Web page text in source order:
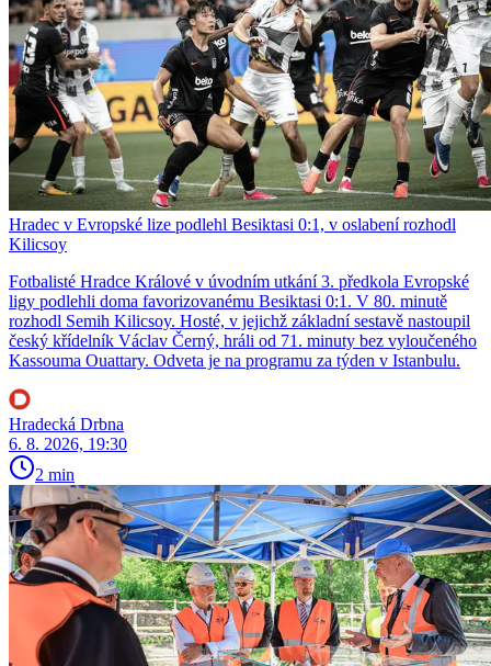
Hradec v Evropské lize podlehl Besiktasi 0:1, v oslabení rozhodl
Kilicsoy
Fotbalisté Hradce Králové v úvodním utkání 3. předkola Evropské
ligy podlehli doma favorizovanému Besiktasi 0:1. V 80. minutě
rozhodl Semih Kilicsoy. Hosté, v jejichž základní sestavě nastoupil
český křídelník Václav Černý, hráli od 71. minuty bez vyloučeného
Kassouma Ouattary. Odveta je na programu za týden v Istanbulu.
Hradecká Drbna
6. 8. 2026, 19:30
2 min